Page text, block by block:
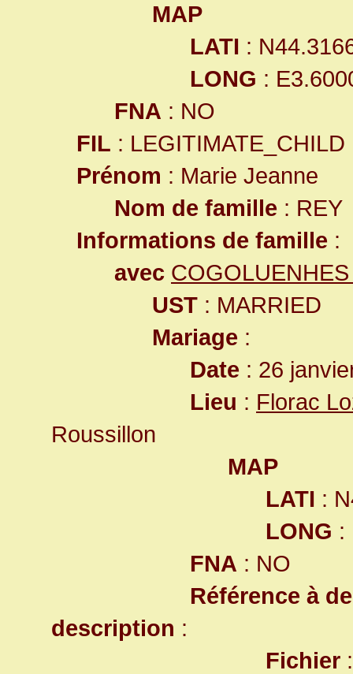
MAP
LATI :
LONG :
FNA : NO
FIL : LEGITIMATE_CHILD
Prénom : Marie Jeanne
Nom de famille : REY
Informations de famille :
avec
UST : MARRIED
Mariage :
Date : 26
Lieu : Florac
Roussillon
MAP
LATI :
LONG :
FNA : NO
Référence à
description :
Fichier :